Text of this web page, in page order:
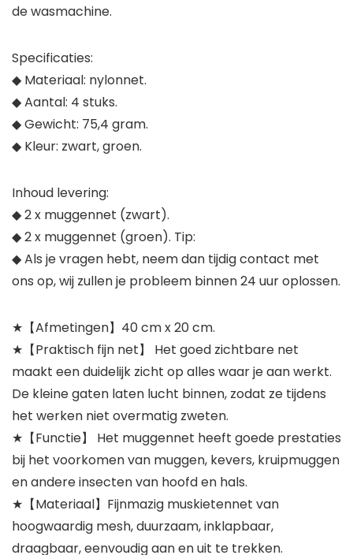
de wasmachine.
Specificaties:
◆ Materiaal: nylonnet.
◆ Aantal: 4 stuks.
◆ Gewicht: 75,4 gram.
◆ Kleur: zwart, groen.
Inhoud levering:
◆ 2 x muggennet (zwart).
◆ 2 x muggennet (groen). Tip:
◆ Als je vragen hebt, neem dan tijdig contact met
ons op, wij zullen je probleem binnen 24 uur oplossen.
★【Afmetingen】40 cm x 20 cm.
★【Praktisch fijn net】 Het goed zichtbare net
maakt een duidelijk zicht op alles waar je aan werkt.
De kleine gaten laten lucht binnen, zodat ze tijdens
het werken niet overmatig zweten.
★【Functie】 Het muggennet heeft goede prestaties
bij het voorkomen van muggen, kevers, kruipmuggen
en andere insecten van hoofd en hals.
★【Materiaal】Fijnmazig muskietennet van
hoogwaardig mesh, duurzaam, inklapbaar,
draagbaar, eenvoudig aan en uit te trekken.